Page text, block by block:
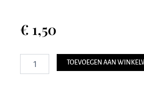
€ 1,50
TOEVOEGEN AAN